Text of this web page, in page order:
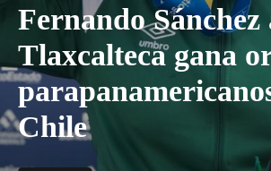
Fernando Sánchez
Tlaxcalteca gana
Chile